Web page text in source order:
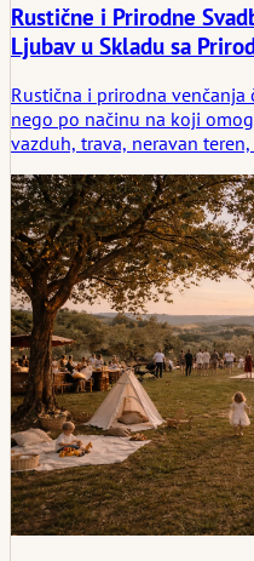
Rustične i Prirodne
Ljubav u Skladu sa
Rustična i prirodna
nego po načinu na koji
vazduh, trava, neravan
početka. Ovaj članak
oblikuju atmosferu kroz
tihu logiku mesta.